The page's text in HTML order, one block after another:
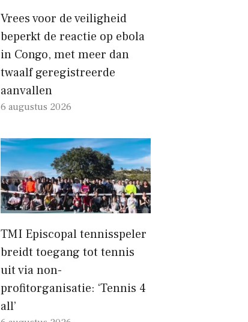
Vrees voor de veiligheid
beperkt de reactie op ebola
in Congo, met meer dan
twaalf geregistreerde
aanvallen
6 augustus 2026
TMI Episcopal tennisspeler
breidt toegang tot tennis
uit via non-
profitorganisatie: ‘Tennis 4
all’